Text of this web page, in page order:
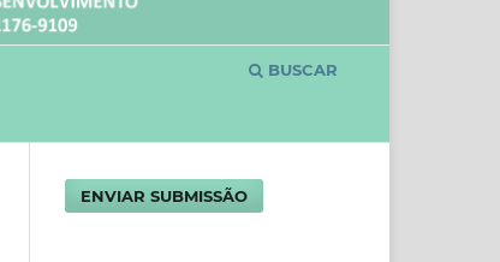
BUSCAR
ENVIAR SUBMISSÃO